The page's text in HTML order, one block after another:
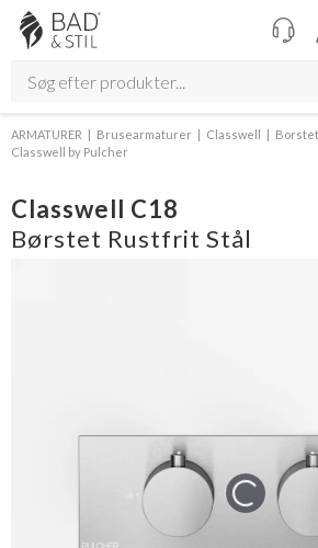
ARMATURER Brusearmaturer Classwell
Classwell by Pulcher
Classwell C18
Børstet Rustfrit Stål